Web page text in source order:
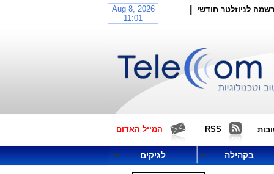
לניוזלטר חודשי
RSS המייל האדום
בקהילה לגיקים